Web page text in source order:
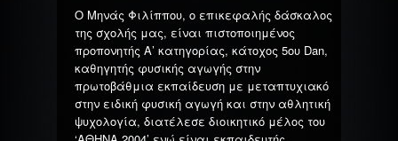
Ο Μηνάς Φιλίππου, ο επικεφαλής δάσκαλος
της σχολής μας, είναι πιστοποιημένος
προπονητής Α’ κατηγορίας, κάτοχος 5ου Dan,
καθηγητής φυσικής αγωγής στην
πρωτοβάθμια εκπαίδευση με μεταπτυχιακό
στην ειδική φυσική αγωγή και στην αθλητική
ψυχολογία, διατέλεσε διοικητικό μέλος του